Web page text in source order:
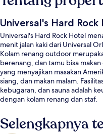
Universal's Hard Rock
Universal's Hard Rock Hotel
menit jalan kaki dari Universal
Kolam renang outdoor
berenang, dan tamu bisa
yang menyajikan masakan
siang, dan makan malam.
kebugaran, dan sauna adalah
dengan kolam renang dan staf.
Selengkapnya